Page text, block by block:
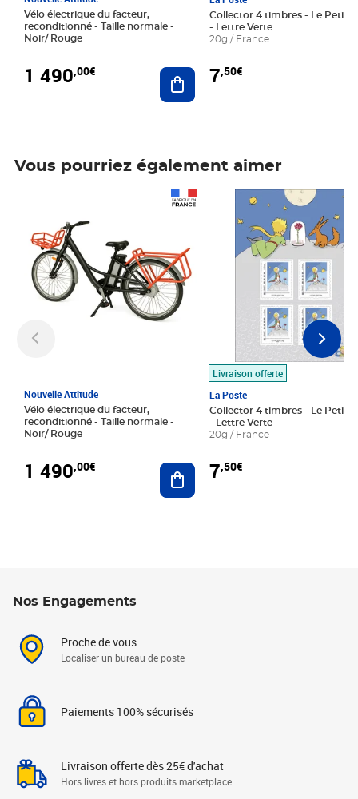
Vélo électrique du facteur,
reconditionné - Taille normale -
Noir/ Rouge
1 490,00€ Ajouter au panier
Collector 4 timbres - Le Petit
- Lettre Verte
20g / France
7,50€
Vous pourriez également aimer
Nouvelle Attitude
Vélo électrique du facteur,
reconditionné - Taille normale -
Noir/ Rouge
1 490,00€ Ajouter au panier
Livraison offerte
La Poste
Collector 4 timbres - Le Petit
- Lettre Verte
20g / France
7,50€
Prix 7,50€
Nos Engagements
Proche de vous
Localiser un bureau de poste
Paiements 100% sécurisés
Livraison offerte dès 25€ d'achat
Hors livres et hors produits marketplace